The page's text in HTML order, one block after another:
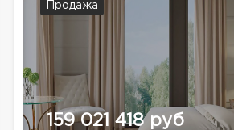
Продажа
159 021 418 руб